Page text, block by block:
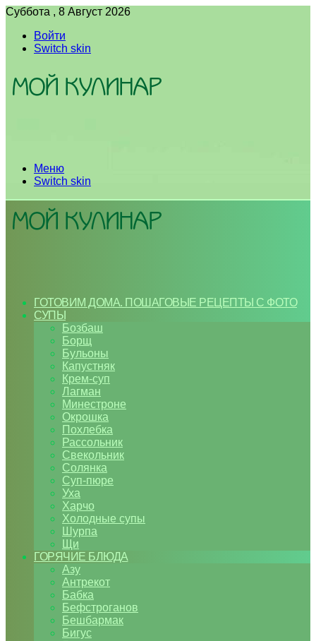
Суббота , 8 Август 2026
Войти
Switch skin
Меню
Switch skin
ГОТОВИМ ДОМА. ПОШАГОВЫЕ РЕЦЕПТЫ С ФОТО
СУПЫ
Бозбаш
Борщ
Бульоны
Капустняк
Крем-суп
Лагман
Минестроне
Окрошка
Похлебка
Рассольник
Свекольник
Солянка
Суп-пюре
Уха
Харчо
Холодные супы
Шурпа
Щи
ГОРЯЧИЕ БЛЮДА
Азу
Антрекот
Бабка
Бефстроганов
Бешбармак
Бигус